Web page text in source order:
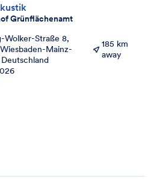
Grünflächenamt
Wolker-Straße 8,
Mainz-
185 km
away